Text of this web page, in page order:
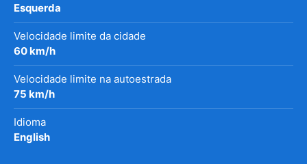
Esquerda
Velocidade limite da cidade
60 km/h
Velocidade limite na autoestrada
75 km/h
Idioma
English